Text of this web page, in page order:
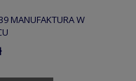
MANUFAKTURA W